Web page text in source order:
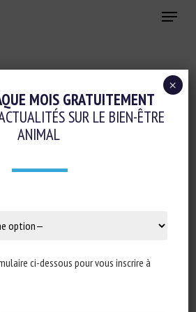
Menu
: RÉPONSE
EN FRANCE
à la question parlementaire
MOIS GRATUITEMENT
SUR LE BIEN-ÊTRE
ANIMAL
ci-dessous pour vous inscrire à
×